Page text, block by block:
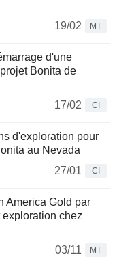
19/02
MT
d'une
Bonita de
17/02
CI
d'exploration pour
au Nevada
27/01
CI
America Gold par
chez
03/11
MT